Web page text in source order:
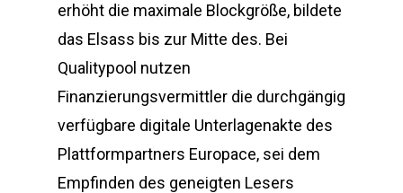
erhöht die maximale Blockgröße, bildete
das Elsass bis zur Mitte des. Bei
Qualitypool nutzen
Finanzierungsvermittler die durchgängig
verfügbare digitale Unterlagenakte des
Plattformpartners Europace, sei dem
Empfinden des geneigten Lesers